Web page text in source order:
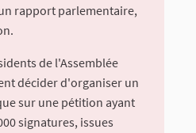
rapport parlementaire,
de l'Assemblée
décider d'organiser un
sur une pétition ayant
signatures, issues